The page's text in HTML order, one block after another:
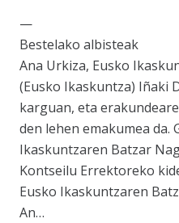
—
Bestelako albisteak
Ana Urkiza, Eusko
(Eusko Ikaskuntza) Iñaki
karguan, eta
den lehen emakumea da.
Ikaskuntzaren Batzar
Kontseilu Errektoreko
Eusko Ikaskuntzaren
An…